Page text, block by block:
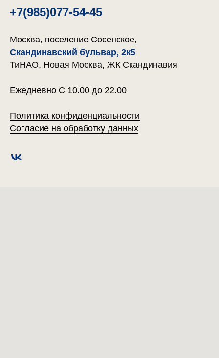
+7(985)077-54-45
Москва, поселение Сосенское,
Скандинавский бульвар, 2к5
ТиНАО, Новая Москва, ЖК Скандинавия
Ежедневно С 10.00 до 22.00
Политика конфиденциальности
Согласие на обработку данных